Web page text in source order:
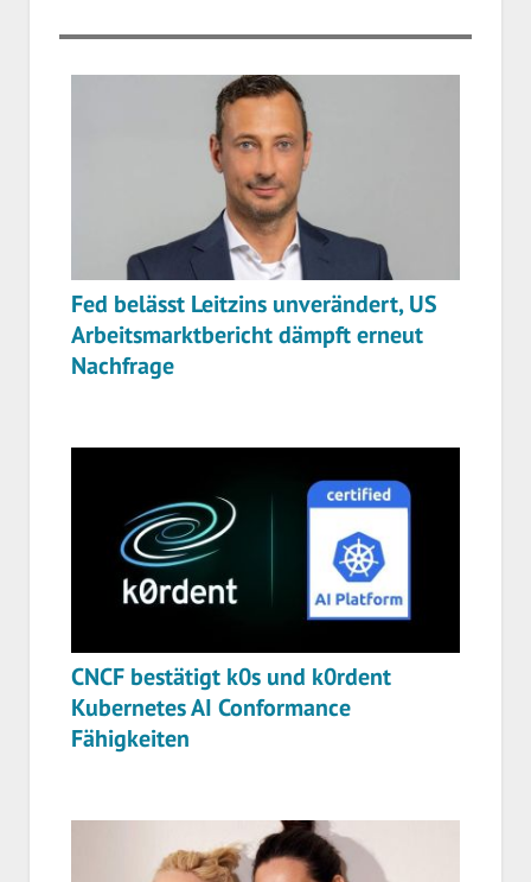
Fed belässt Leitzins unverändert, US
Arbeitsmarktbericht dämpft erneut
Nachfrage
CNCF bestätigt k0s und k0rdent
Kubernetes AI Conformance
Fähigkeiten